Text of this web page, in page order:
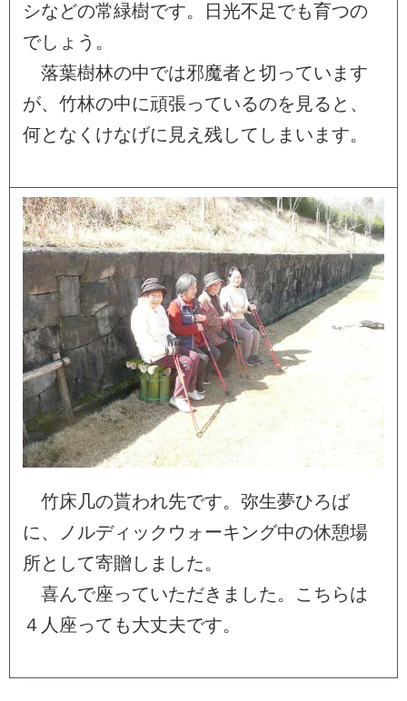
シなどの常緑樹です。 日 光不足でも育つの
でし ょ う 。
落葉樹林の中では邪魔者と切 ってい ま す
が、 竹林の中に頑張っているのを 見る と 、
何と な く けなげに 見え 残して し ま い ま す。
竹床 几の貰われ先です。 弥生夢ひろば
に、 ノ ルディ ッ ク ウ ォーキング中の休憩場
所と して寄贈 し ま した。
喜んで座っていただき ま した。 こ ち らは
４ 人 座って も大丈夫です。